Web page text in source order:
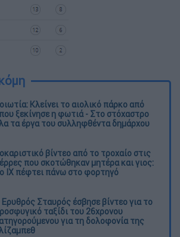
Κλείνει το αιολικό πάρκο από
ξεκίνησε η φωτιά - Στο στόχαστρο
τα έργα του συλληφθέντα δημάρχου
βίντεο από το τροχαίο στις
που σκοτώθηκαν μητέρα και γιος:
ΙΧ πέφτει πάνω στο φορτηγό
Σταυρός έσβησε βίντεο για το
ταξίδι του 26χρονου
για τη δολοφονία της